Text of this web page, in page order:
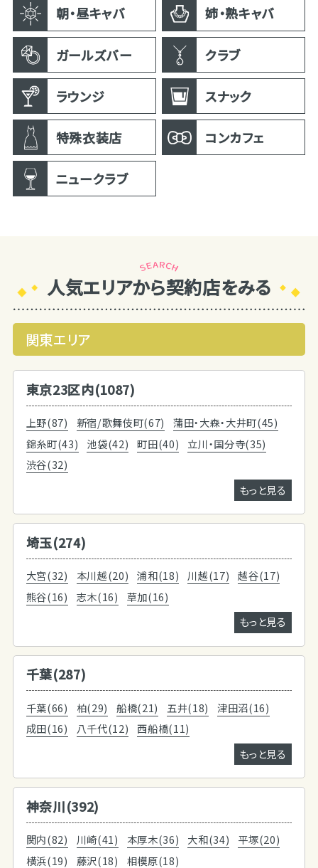
朝・昼キャバ 姉・熟キャバ
ガールズバー クラブ
ラウンジ スナック
特殊衣装店 コンカフェ
ニュークラブ
人気エリアから契約店をみる
関東エリア
東京23区内(1087)
上野(87) 新宿/歌舞伎町(67)
蒲田・大森・大井町(45)
錦糸町(43)
池袋(42) 町田(40)
立川・国分寺(35)
渋谷(32)
もっと見る
埼玉(274)
大宮(32) 本川越(20) 浦和(18) 川越(17)
越谷(17)
熊谷(16)
志木(16)
草加(16)
もっと見る
千葉(287)
千葉(66) 柏(29) 船橋(21) 五井(18)
津田沼(16)
成田(16)
八千代(12)
西船橋(11)
もっと見る
神奈川(392)
関内(82) 川崎(41) 本厚木(36) 大和(34)
平塚(20)
横浜(19)
藤沢(18)
相模原(18)